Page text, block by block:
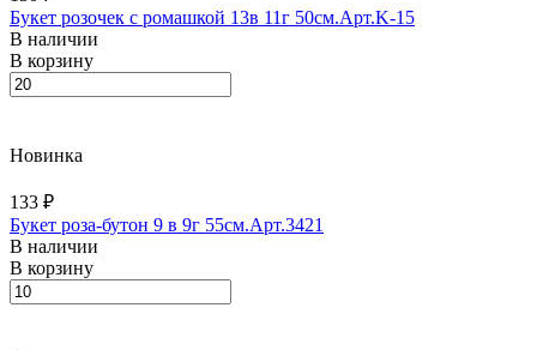
Букет розочек с ромашкой 13в 11г 50см.Арт.K-15
В наличии
В корзину
Новинка
133 ₽
Букет роза-бутон 9 в 9г 55см.Арт.3421
В наличии
В корзину